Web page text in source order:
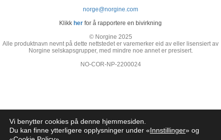
norge@norgine.com
Klikk her for å rapportere en bivirkning
© Norgine 2025
Alle produktnavn nevnt på dette nettstedet er varemerker eid av eller lisensiert av
Norgine selskapsgrupper, med mindre noe annet er presisert.
NO-COR-NP-2200024
Vi benytter cookies på denne hjemmesiden.
Du kan finne ytterligere opplysninger under «Innstillinger» og